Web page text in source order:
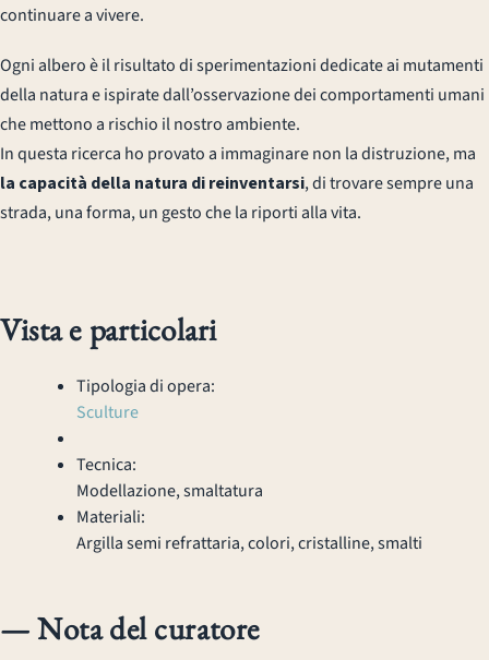
continuare a vivere.
Ogni albero è il risultato di sperimentazioni dedicate ai mutamenti
della natura e ispirate dall’osservazione dei comportamenti umani
che mettono a rischio il nostro ambiente.
In questa ricerca ho provato a immaginare non la distruzione, ma
la capacità della natura di reinventarsi, di trovare sempre una
strada, una forma, un gesto che la riporti alla vita.
Vista e particolari
Tipologia di opera:
Sculture
Tecnica:
Modellazione, smaltatura
Materiali:
Argilla semi refrattaria, colori, cristalline, smalti
— Nota del curatore